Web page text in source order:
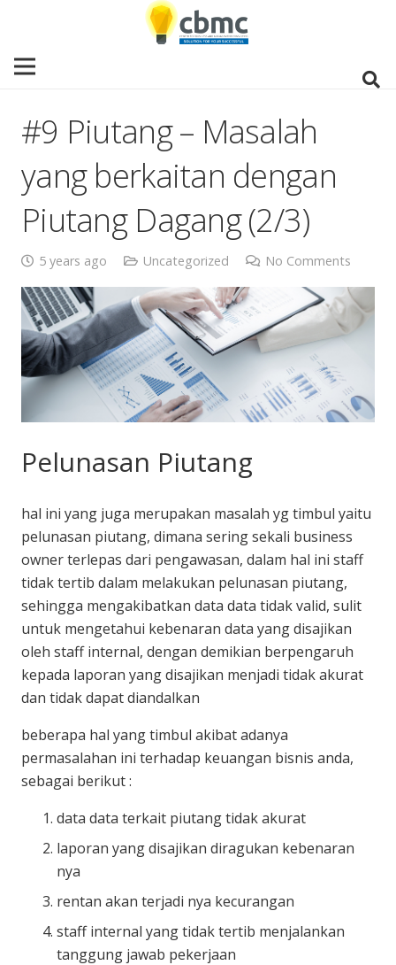
#9 Piutang – Masalah
yang berkaitan dengan
Piutang Dagang (2/3)
5 years ago Uncategorized No Comments
Pelunasan Piutang
hal ini yang juga merupakan masalah yg timbul yaitu
pelunasan piutang, dimana sering sekali business
owner terlepas dari pengawasan, dalam hal ini staff
tidak tertib dalam melakukan pelunasan piutang,
sehingga mengakibatkan data data tidak valid, sulit
untuk mengetahui kebenaran data yang disajikan
oleh staff internal, dengan demikian berpengaruh
kepada laporan yang disajikan menjadi tidak akurat
dan tidak dapat diandalkan
beberapa hal yang timbul akibat adanya
permasalahan ini terhadap keuangan bisnis anda,
sebagai berikut :
data data terkait piutang tidak akurat
laporan yang disajikan diragukan kebenaran
nya
rentan akan terjadi nya kecurangan
staff internal yang tidak tertib menjalankan
tanggung jawab pekerjaan